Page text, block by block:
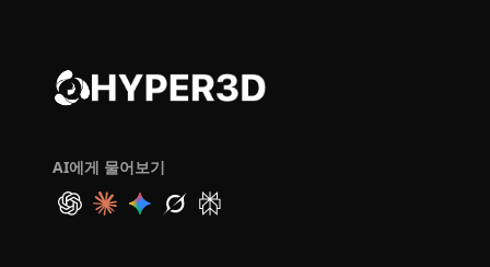
AI에게 물어보기